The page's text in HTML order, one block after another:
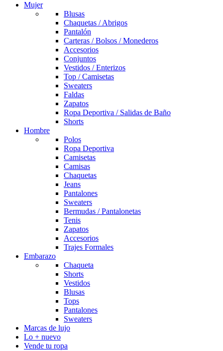
Mujer
Blusas
Chaquetas / Abrigos
Pantalón
Carteras / Bolsos / Monederos
Accesorios
Conjuntos
Vestidos / Enterizos
Top / Camisetas
Sweaters
Faldas
Zapatos
Ropa Deportiva / Salidas de Baño
Shorts
Hombre
Polos
Ropa Deportiva
Camisetas
Camisas
Chaquetas
Jeans
Pantalones
Sweaters
Bermudas / Pantalonetas
Tenis
Zapatos
Accesorios
Trajes Formales
Embarazo
Chaqueta
Shorts
Vestidos
Blusas
Tops
Pantalones
Sweaters
Marcas de lujo
Lo + nuevo
Vende tu ropa